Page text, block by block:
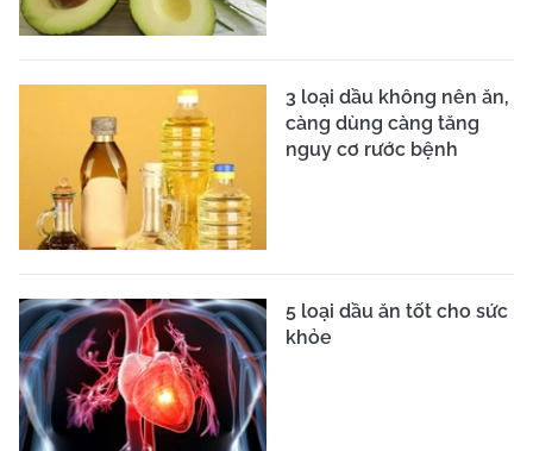
3 loại dầu không nên ăn,
càng dùng càng tăng
nguy cơ rước bệnh
5 loại dầu ăn tốt cho sức
khỏe